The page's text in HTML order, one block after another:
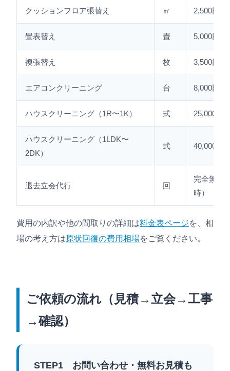
クッションフロア張替え ㎡ 2,500円〜
畳表替え 畳 5,000円〜
襖張替え 枚 3,500円〜
エアコンクリーニング 台 8,000円〜
ハウスクリーニング（1R〜1K） 式 25,000円
ハウスクリーニング（1LDK〜
2DK）
式 40,000円
退去立会代行 回
完全無料
時）
費用の内訳や他の間取りの詳細は料金表ページを、相
場の考え方は原状回復の費用相場をご覧ください。
ご依頼の流れ（見積→立会→工事
→確認）
STEP1 お問い合わせ・無料お見積も